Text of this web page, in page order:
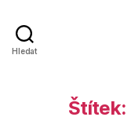
Hledat
Štítek: